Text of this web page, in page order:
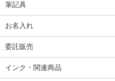
筆記具
お名入れ
委託販売
インク・関連商品